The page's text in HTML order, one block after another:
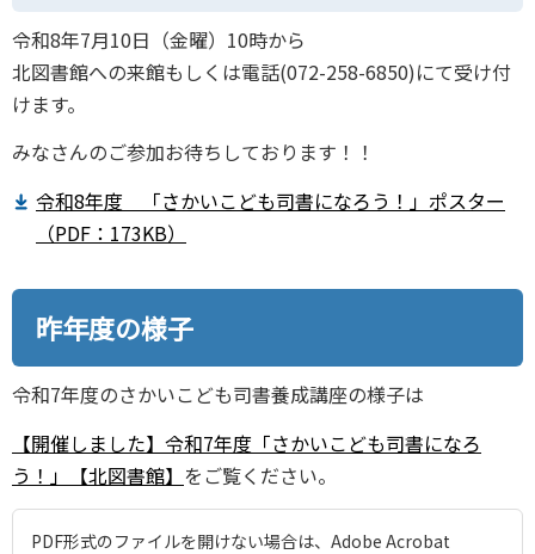
令和8年7月10日（金曜）10時から
北図書館への来館もしくは電話(072-258-6850)にて受け付
けます。
みなさんのご参加お待ちしております！！
令和8年度 「さかいこども司書になろう！」ポスター
（PDF：173KB）
昨年度の様子
令和7年度のさかいこども司書養成講座の様子は
【開催しました】令和7年度「さかいこども司書になろ
う！」【北図書館】 をご覧ください。
PDF形式のファイルを開けない場合は、Adobe Acrobat